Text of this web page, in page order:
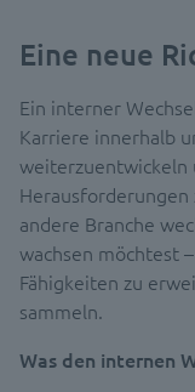
Eine neue
Ein interner
Karriere innerhalb
weiterzuentwickeln
Herausforderungen
andere Branche
wachsen möchtest
Fähigkeiten zu
sammeln.
Was den internen